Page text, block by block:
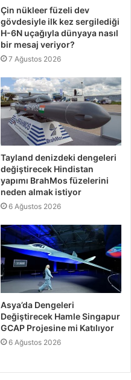
Çin nükleer füzeli dev
gövdesiyle ilk kez sergilediği
H-6N uçağıyla dünyaya nasıl
bir mesaj veriyor?
7 Ağustos 2026
Tayland denizdeki dengeleri
değiştirecek Hindistan
yapımı BrahMos füzelerini
neden almak istiyor
6 Ağustos 2026
Asya’da Dengeleri
Değiştirecek Hamle Singapur
GCAP Projesine mi Katılıyor
6 Ağustos 2026